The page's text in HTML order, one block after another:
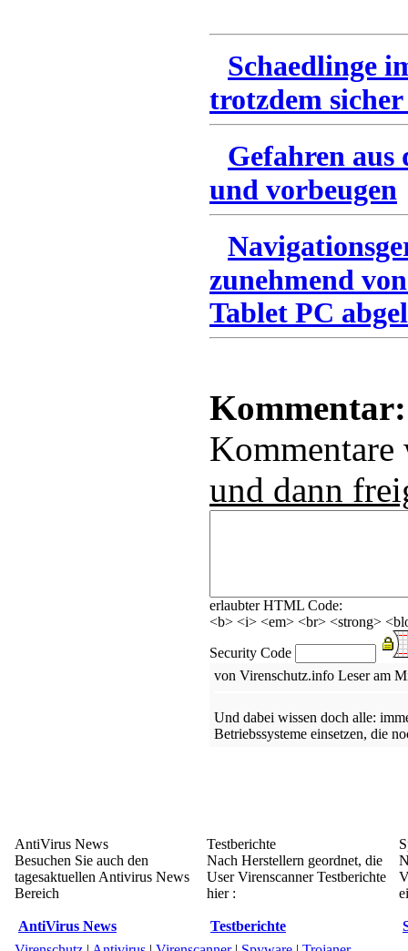
Schaedlinge
trotzdem
Gefahren
und vorbeugen
zunehmend
Tablet PC
Kommentar:
und dann
erlaubter HTML Code:
<b> <i> <em> <br> <strong>
Security Code
von Virenschutz.info Leser am
Und dabei wissen doch alle:
Betriebssysteme einsetzen, die
AntiVirus News
Besuchen Sie auch den
tagesaktuellen Antivirus News
Bereich
AntiVirus News
Testberichte
Nach Herstellern geordnet, die
User Virenscanner Testberichte
hier :
Testberichte